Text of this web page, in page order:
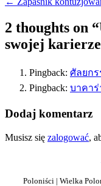
2 thoughts on “
swojej
Pingback: ศัลยกร
Pingback: บาคาร่
Dodaj komentarz
Musisz się zalogować,
Poloniści | Wielka